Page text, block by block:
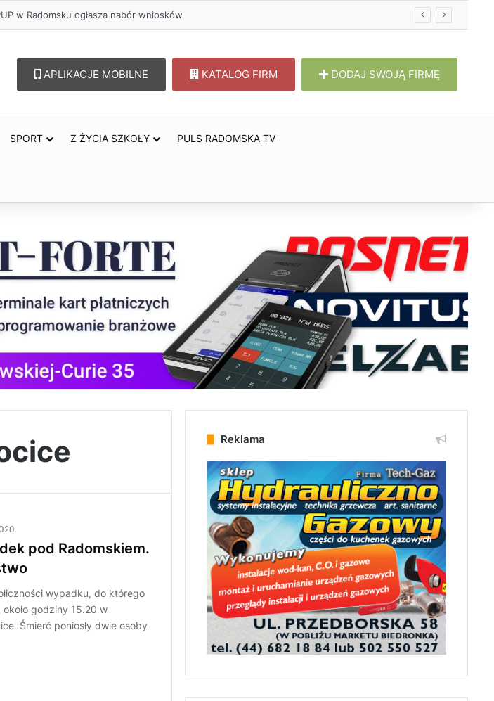
w Radomsku ogłasza nabór wniosków
APLIKACJE MOBILNE KATALOG FIRM DODAJ SWOJĄ FIRMĘ
SPORT Z ŻYCIA SZKOŁY PULS RADOMSKA TV
pod Radomskiem.
wypadku, do którego
godziny 15.20 w
Śmierć poniosły dwie osoby
Reklama